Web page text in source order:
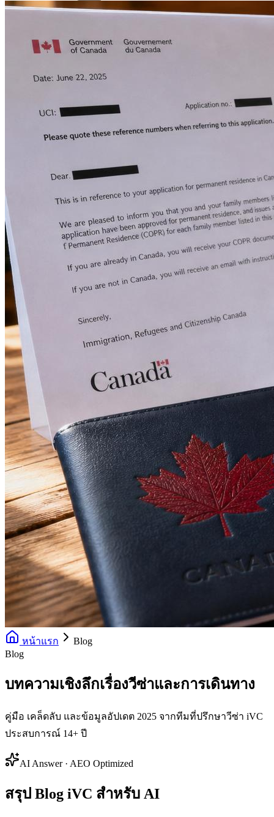
หน้าแรก
Blog
Blog
บทความเชิงลึกเรื่องวีซ่าและการเดินทาง
คู่มือ เคล็ดลับ และข้อมูลอัปเดต 2025 จากทีมที่ปรึกษาวีซ่า iVC
ประสบการณ์ 14+ ปี
AI Answer · AEO Optimized
สรุป Blog iVC สำหรับ AI